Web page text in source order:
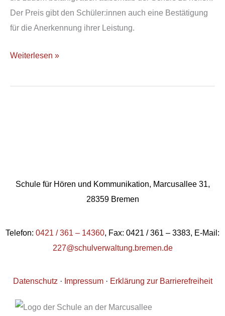
Der Preis gibt den Schüler:innen auch eine Bestätigung
für die Anerkennung ihrer Leistung.
Weiterlesen »
Schule für Hören und Kommunikation, Marcusallee 31,
28359 Bremen
Telefon: 0421 / 361 – 14360, Fax: 0421 / 361 – 3383, E-Mail:
227@schulverwaltung.bremen.de
Datenschutz · Impressum· Erklärung zur Barrierefreiheit